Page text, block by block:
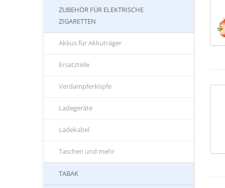
ZUBEHÖR FÜR ELEKTRISCHE
ZIGARETTEN
Akkus für Akkuträger
Ersatzteile
Verdampferköpfe
Ladegeräte
Ladekabel
Taschen und mehr
TABAK